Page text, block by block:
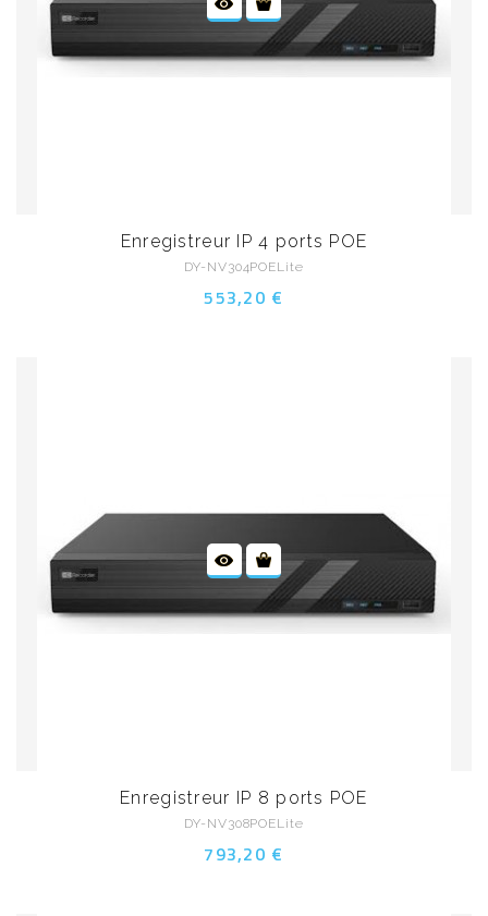
Enregistreur IP 4 ports POE
DY-NV304POELite
553,20 €
Enregistreur IP 8 ports POE
DY-NV308POELite
793,20 €